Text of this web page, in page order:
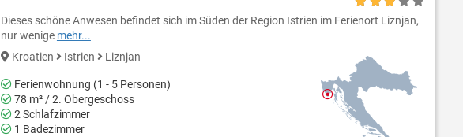
Dieses schöne Anwesen befindet sich im Süden der Region Istrien im Ferienort Liznjan,
nur wenige mehr...
Kroatien
Istrien Liznjan
Ferienwohnung (1 - 5 Personen)
78 m² / 2. Obergeschoss
2 Schlafzimmer
1 Badezimmer